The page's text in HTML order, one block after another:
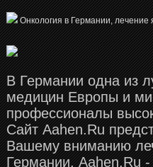
Онкология в Германии,
В Германии одна из
медицин Европы и
профессионалы
Сайт Aahen.Ru
Вашему вниманию
Германии. Aahen.Ru -